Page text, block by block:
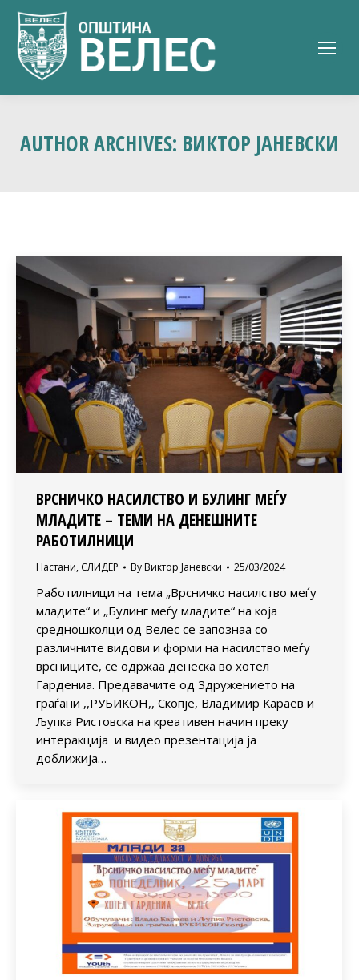
AUTHOR ARCHIVES: ВИКТОР ЈАНЕВСКИ
ВРСНИЧКО НАСИЛСТВО И БУЛИНГ МЕЃУ
МЛАДИТЕ – ТЕМИ НА ДЕНЕШНИТЕ
РАБОТИЛНИЦИ
Настани, СЛИДЕР By Виктор Јаневски 25/03/2024
Работилници на тема „Врсничко насилство меѓу
младите“ и „Булинг меѓу младите“ на која
средношколци од Велес се запознаа со
различните видови и форми на насилство меѓу
врсниците, се одржаа денеска во хотел
Гардениа. Предавачите од Здружението на
граѓани ,,РУБИКОН,, Скопје, Владимир Караев и
Љупка Ристовска на креативен начин преку
интеракција и видео презентација ја
доближија…